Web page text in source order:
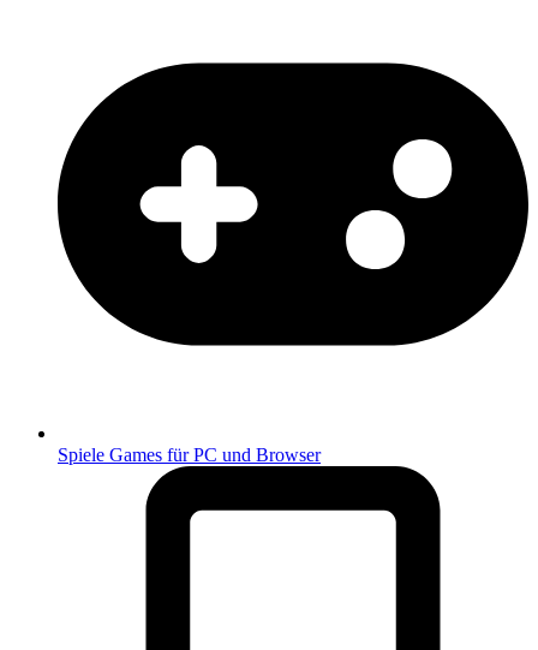
Spiele Games für PC und Browser